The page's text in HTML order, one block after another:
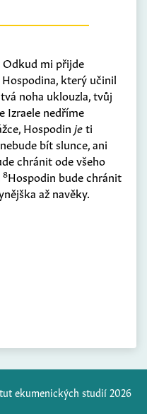
Odkud mi přijde
který učinil
noha uklouzla, tvůj
Izraele nedříme
Hospodin jeti
bít slunce, ani
chránit ode všeho
8Hospodin bude chránit
až navěky.
ekumenických studií 2026